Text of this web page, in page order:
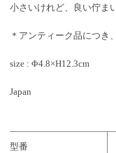
小さいけれど、良い佇ま
＊アンティーク品につき
size : Φ4.8×H12.3cm
Japan
型番